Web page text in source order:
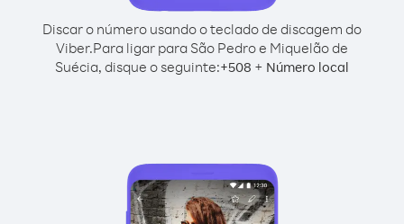
Discar o número usando o teclado de discagem do
Viber.Para ligar para São Pedro e Miquelão de
Suécia, disque o seguinte:+508 + Número local